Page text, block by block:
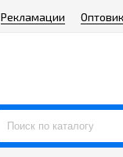
Рекламации